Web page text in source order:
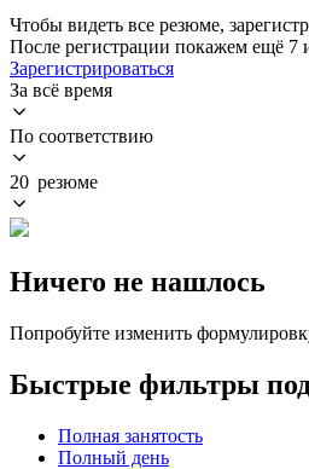
Чтобы видеть все резюме,
После регистрации покажем ещё 7
Зарегистрироваться
За всё время
По соответствию
20 резюме
Ничего не нашлось
Попробуйте изменить
Быстрые фильтры
Полная занятость
Полный день